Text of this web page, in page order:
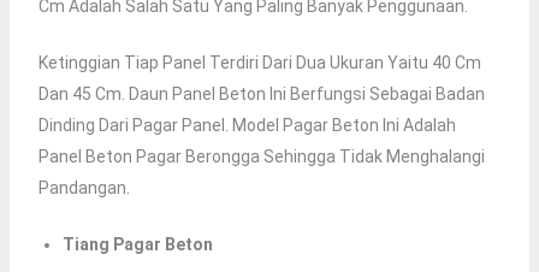
Cm Adalah Salah Satu Yang Paling Banyak Penggunaan.
Ketinggian Tiap Panel Terdiri Dari Dua Ukuran Yaitu 40 Cm
Dan 45 Cm. Daun Panel Beton Ini Berfungsi Sebagai Badan
Dinding Dari Pagar Panel. Model Pagar Beton Ini Adalah
Panel Beton Pagar Berongga Sehingga Tidak Menghalangi
Pandangan.
Tiang Pagar Beton